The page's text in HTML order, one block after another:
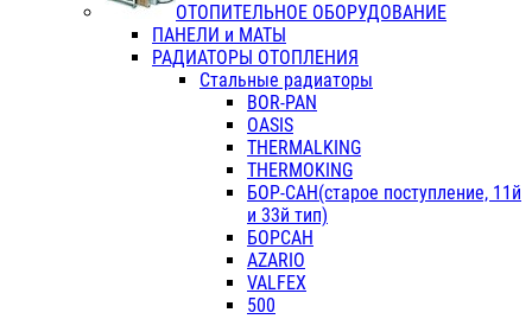
ОТОПИТЕЛЬНОЕ ОБОРУДОВАНИЕ
ПАНЕЛИ и МАТЫ
РАДИАТОРЫ ОТОПЛЕНИЯ
Стальные радиаторы
BOR-PAN
OASIS
THERMALKING
THERMOKING
БОР-САН(старое поступление, 11й
и 33й тип)
БОРСАН
AZARIO
VALFEX
500